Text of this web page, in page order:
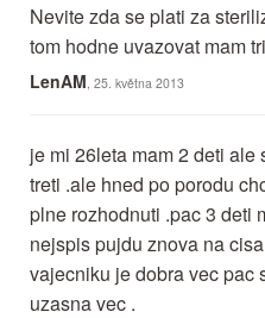
Nevite zda se plati za
tom hodne uvazovat mam
LenAM , 25. května 2013
je mi 26leta mam 2 deti
treti .ale hned po porodu
plne rozhodnuti .pac 3 deti
nejspis pujdu znova na
vajecniku je dobra vec pac
uzasna vec .